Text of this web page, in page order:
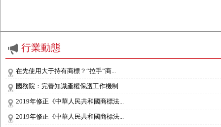
行業動態
在先使用大于持有商標？“拉手”商...
國務院：完善知識產權保護工作機制
2019年修正《中華人民共和國商標法...
2019年修正《中華人民共和國商標法...